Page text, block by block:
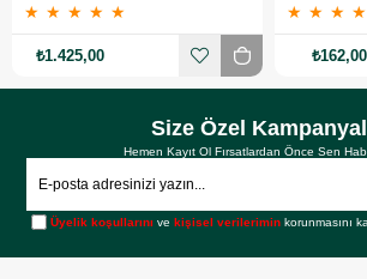
★ ★ ★ ★ ★
₺1.425,00
★ ★ ★ ★
₺162,00
Size Özel
Hemen Kayıt Ol Fırsatlardan Önce Sen
Üyelik koşullarını vekişisel verilerimin korunmasını